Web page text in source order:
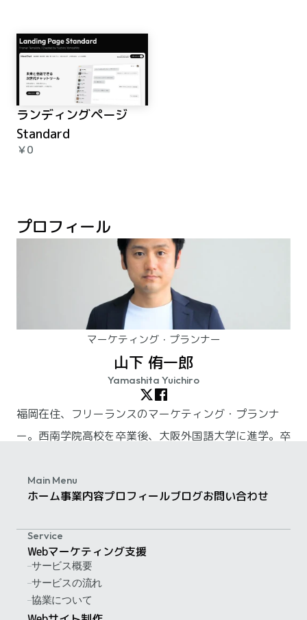
ランディングページ
Standard
￥0
プロフィール
マーケティング・プランナー
山下 侑一郎
Yamashita Yuichiro
福岡在住、フリーランスのマーケティング・プランナ
ー。西南学院高校を卒業後、大阪外国語大学に進学。卒
ADKホールディングス）」に入社。九州支社へのUター
ンを経て、2018年に独立。現在はフリーランスとして
詳しいプロフィールを見る
Main Menu
ホーム事業内容プロフィールブログお問い合わせ
Service
Webマーケティング支援
サービス概要
サービスの流れ
協業について